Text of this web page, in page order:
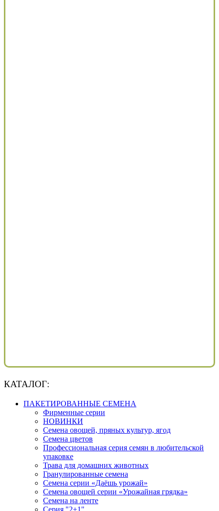
КАТАЛОГ:
ПАКЕТИРОВАННЫЕ СЕМЕНА
Фирменные серии
НОВИНКИ
Семена овощей, пряных культур, ягод
Семена цветов
Профессиональная серия семян в любительской
упаковке
Трава для домашних животных
Гранулированные семена
Семена серии «Даёшь урожай»
Семена овощей серии «Урожайная грядка»
Семена на ленте
Серия "2+1"